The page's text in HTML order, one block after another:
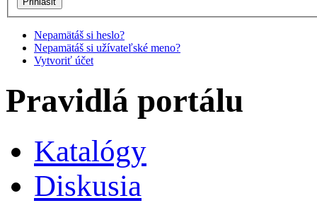
Užívateľské meno
Nepamätáš si heslo?
Nepamätáš si užívateľské meno?
Vytvoriť účet